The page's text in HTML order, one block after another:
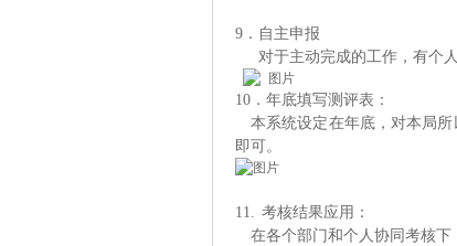
9 ．自主申报
对于主动完成的工作，有个
10 ． 年底填写测评表 ：
本系统设定在年底，对本局
即可。
11. 考核结果应用 ：
在各个部门和个人协同考核下